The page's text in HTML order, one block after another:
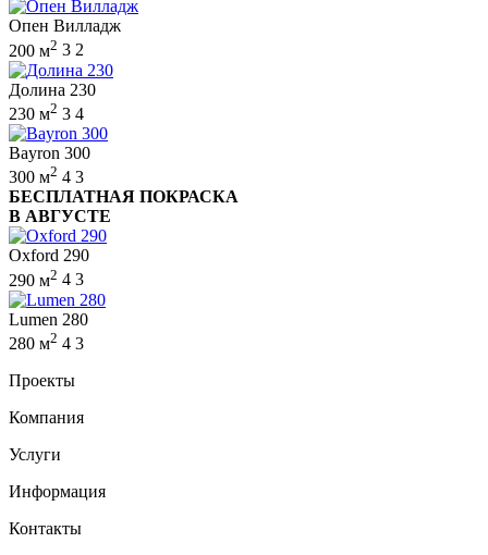
Опен Вилладж
200 м2 3 2
Долина 230
230 м2 3 4
Bayron 300
300 м2 4 3
БЕСПЛАТНАЯ ПОКРАСКА
В АВГУСТЕ
Oxford 290
290 м2 4 3
Lumen 280
280 м2 4 3
Проекты
Компания
Услуги
Информация
Контакты